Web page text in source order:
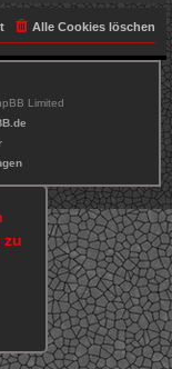
zu
Alle Cookies löschen
Limited